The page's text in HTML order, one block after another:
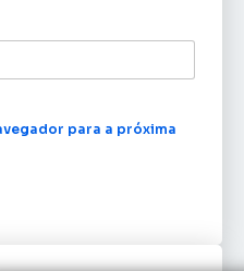
para a próxima